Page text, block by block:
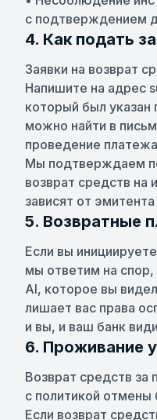
с подтверждением
4. Как подать
Заявки на возврат
Напишите на адрес
который был указан
можно найти в
проведение
Мы подтверждаем
возврат средств на
зависят от
5. Возвратные
Если вы
мы ответим на
AI, которое вы
лишает вас права
и вы, и ваш банк
6. Проживание
Возврат средств за
с политикой отмены
Если возврат